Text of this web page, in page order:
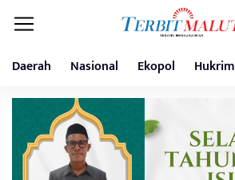
Daerah Nasional Ekopol Hukrim